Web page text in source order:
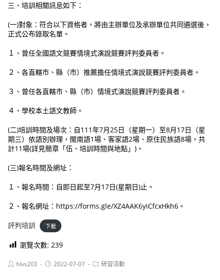
三、培訓相關訊息如下：
(一)對象：符合以下資格者，將由主辦單位及承辦單位共同遴選後，
正式公布錄取名單。
１、曾任全國語文競賽情境式演說競賽評判委員者。
２、各直轄市、縣（市）推薦擔任情境式演說競賽評判委員者。
３、曾任各直轄市、縣（市）情境式演說競賽評判委員者。
４、學校本土語文教師。
(二)培訓時間及場次：自111年7月25日（星期一）至8月17日（星
期三）依語別辦理，閩南語1場、客家語2場、原住民族語8場，共
計11場(詳見簡章「伍、培訓時間與地點」)。
(三)報名時間及網址：
１、報名時間：自即日起至7月17日(星期日)止。
２、報名網址：https://forms.gle/XZ4AAK6yiCfcxHkh6。
評判培訓 下載
瀏覽次數: 239
Posthlvs203
Post2022-07-07
Post研習活動